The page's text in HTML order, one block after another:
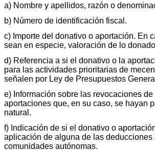
a) Nombre y apellidos, razón o
b) Número de identificación fiscal.
c) Importe del donativo o aportación. En
sean en especie, valoración de lo
d) Referencia a si el donativo o la
para las actividades prioritarias de
señalen por Ley de Presupuestos
e) Información sobre las revocaciones
aportaciones que, en su caso, se hayan
natural.
f) Indicación de si el donativo o
aplicación de alguna de las deducciones
comunidades autónomas.